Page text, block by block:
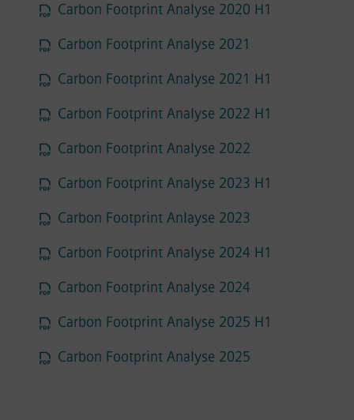
Carbon Footprint Analyse 2020 H1
Carbon Footprint Analyse 2021
Carbon Footprint Analyse 2021 H1
Carbon Footprint Analyse 2022 H1
Carbon Footprint Analyse 2022
Carbon Footprint Analyse 2023 H1
Carbon Footprint Anlayse 2023
Carbon Footprint Analyse 2024 H1
Carbon Footprint Analyse 2024
Carbon Footprint Analyse 2025 H1
Carbon Footprint Analyse 2025